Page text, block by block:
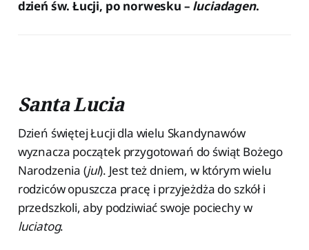
dzień św. Łucji, po norwesku – luciadagen.
Santa Lucia
Dzień świętej Łucji dla wielu Skandynawów
wyznacza początek przygotowań do świąt Bożego
Narodzenia (jul). Jest też dniem, w którym wielu
rodziców opuszcza pracę i przyjeżdża do szkół i
przedszkoli, aby podziwiać swoje pociechy w
luciatog.